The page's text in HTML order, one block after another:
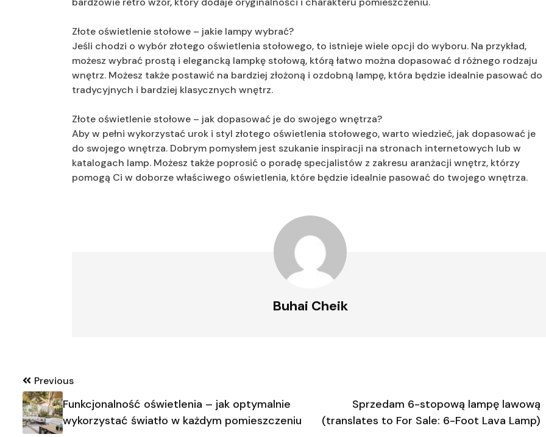
Złote oświetlenie stołowe – jakie lampy wybrać?
Jeśli chodzi o wybór złotego oświetlenia stołowego, to istnieje wiele opcji do wyboru. Na przykład,
możesz wybrać prostą i elegancką lampkę stołową, którą łatwo można dopasować d różnego rodzaju
wnętrz. Możesz także postawić na bardziej złożoną i ozdobną lampę, która będzie idealnie pasować do
tradycyjnych i bardziej klasycznych wnętrz.
Złote oświetlenie stołowe – jak dopasować je do swojego wnętrza?
Aby w pełni wykorzystać urok i styl złotego oświetlenia stołowego, warto wiedzieć, jak dopasować je
do swojego wnętrza. Dobrym pomysłem jest szukanie inspiracji na stronach internetowych lub w
katalogach lamp. Możesz także poprosić o poradę specjalistów z zakresu aranżacji wnętrz, którzy
pomogą Ci w doborze właściwego oświetlenia, które będzie idealnie pasować do twojego wnętrza.
Buhai Cheik
Nawigacja
wpisu
Previous
Funkcjonalność oświetlenia – jak optymalnie
wykorzystać światło w każdym pomieszczeniu
Sprzedam 6-stopową lampę lawową
(translates to For Sale: 6-Foot Lava Lamp)